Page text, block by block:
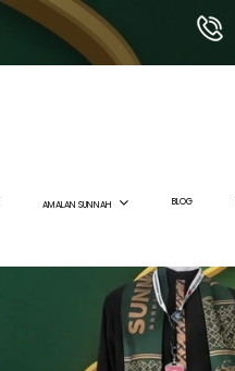
AMALAN SUNNAH BLOG